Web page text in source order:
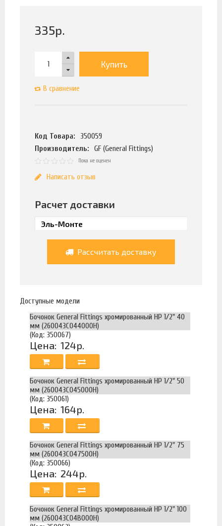
335р.
Купить
В сравнение
Код Товара:
350059
Производитель:
GF (General Fittings)
Пока не оценен
Написать отзыв
Расчет доставки
Рассчитать доставку
Доступные модели
Бочонок General Fittings хромированный НР 1/2" 40
мм (260043C044000H)
(Код: 350067)
Цена: 124р.
Бочонок General Fittings хромированный НР 1/2" 50
мм (260043C045000H)
(Код: 350061)
Цена: 164р.
Бочонок General Fittings хромированный НР 1/2" 75
мм (260043C047500H)
(Код: 350066)
Цена: 244р.
Бочонок General Fittings хромированный НР 1/2" 100
мм (260043C04B000H)